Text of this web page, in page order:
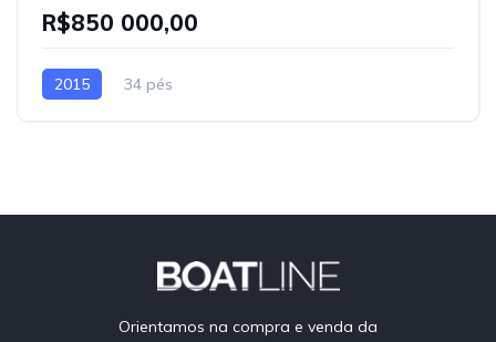
R$850 000,00
2015 34 pés
Orientamos na compra e venda da